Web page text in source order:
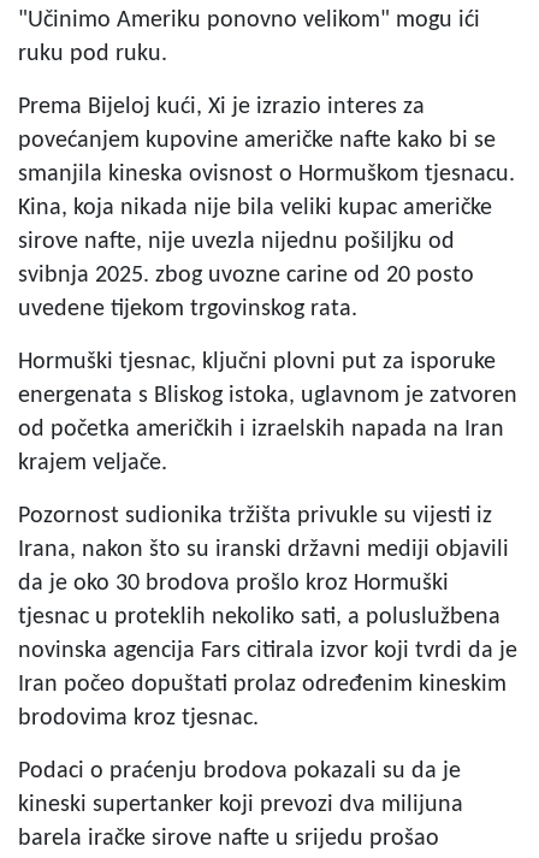
"Učinimo Ameriku ponovno velikom" mogu ići
ruku pod ruku.
Prema Bijeloj kući, Xi je izrazio interes za
povećanjem kupovine američke nafte kako bi se
smanjila kineska ovisnost o Hormuškom tjesnacu.
Kina, koja nikada nije bila veliki kupac američke
sirove nafte, nije uvezla nijednu pošiljku od
svibnja 2025. zbog uvozne carine od 20 posto
uvedene tijekom trgovinskog rata.
Hormuški tjesnac, ključni plovni put za isporuke
energenata s Bliskog istoka, uglavnom je zatvoren
od početka američkih i izraelskih napada na Iran
krajem veljače.
Pozornost sudionika tržišta privukle su vijesti iz
Irana, nakon što su iranski državni mediji objavili
da je oko 30 brodova prošlo kroz Hormuški
tjesnac u proteklih nekoliko sati, a poluslužbena
novinska agencija Fars citirala izvor koji tvrdi da je
Iran počeo dopuštati prolaz određenim kineskim
brodovima kroz tjesnac.
Podaci o praćenju brodova pokazali su da je
kineski supertanker koji prevozi dva milijuna
barela iračke sirove nafte u srijedu prošao